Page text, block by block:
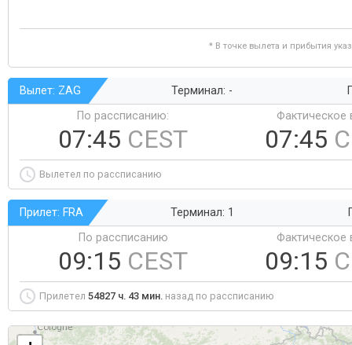
* В точке вылета и прибытия
Вылет: ZAG Терминал: -
По рассписанию:
07:45 CEST
Фактическое
07:45
Вылетел по рассписанию
Прилет: FRA Терминал: 1
По рассписанию
09:15 CEST
Фактическое
09:15
Прилетел 54827 ч. 43 мин. назад по рассписанию